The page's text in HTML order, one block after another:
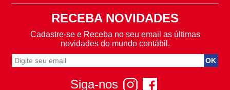
RECEBA NOVIDADES
Cadastre-se e Receba no seu email as últimas
novidades do mundo contábil.
Siga-nos